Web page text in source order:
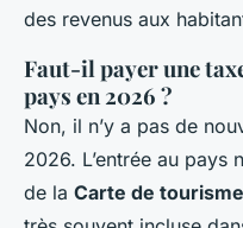
des revenus aux
Faut-il payer une
pays en 2026 ?
Non, il n’y a pas de
2026. L’entrée au pays
de la Carte de tourisme